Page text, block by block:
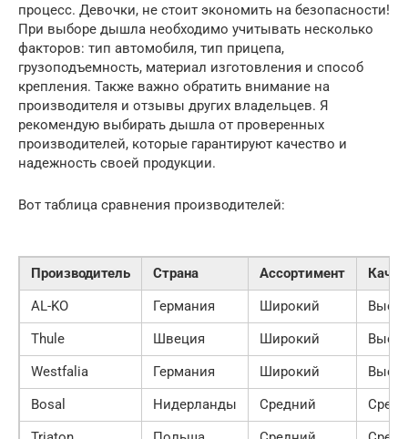
процесс. Девочки, не стоит экономить на безопасности!
При выборе дышла необходимо учитывать несколько
факторов: тип автомобиля, тип прицепа,
грузоподъемность, материал изготовления и способ
крепления. Также важно обратить внимание на
производителя и отзывы других владельцев. Я
рекомендую выбирать дышла от проверенных
производителей, которые гарантируют качество и
надежность своей продукции.
Вот таблица сравнения производителей:
Производитель Страна Ассортимент
AL-KO
Германия Широкий
Thule
Швеция Широкий
Westfalia
Германия Широкий
Bosal
Нидерланды Средний